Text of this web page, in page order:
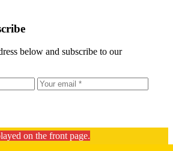
below and subscribe to our
on the front page.